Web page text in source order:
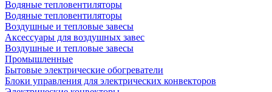
Водяные тепловентиляторы
Водяные тепловентиляторы
Воздушные и тепловые завесы
Аксессуары для воздушных завес
Воздушные и тепловые завесы
Промышленные
Бытовые электрические обогреватели
Блоки управления для электрических конвекторов